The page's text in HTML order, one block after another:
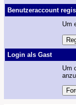
Benutzeraccount
Um
Login als Gast
Um